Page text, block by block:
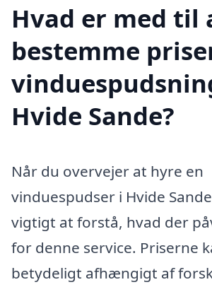
Hvad er med til
bestemme
Hvide Sande?
Når du overvejer at hyre en
vinduespudser i Hvide
vigtigt at forstå, hvad der
for denne service. Priserne
betydeligt afhængigt af